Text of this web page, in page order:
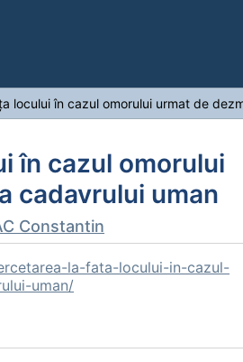
locului în cazul omorului urmat de
în cazul omorului
cadavrului uman
Constantin
la-fata-locului-in-cazul-
uman/